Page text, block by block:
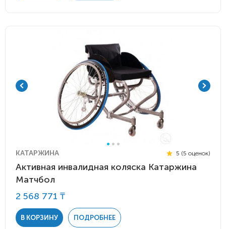
КАТАРЖИНА 5 (5 оценок)
Активная инвалидная коляска Катаржина
Матчбол
2 568 771 ₸
В КОРЗИНУ ПОДРОБНЕЕ